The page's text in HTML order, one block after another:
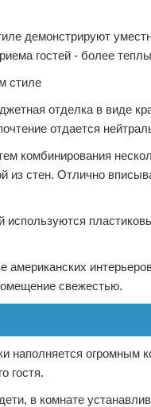
демонстрируют
гостей - более
отделка в виде
отдается
комбинирования
из стен. Отлично
используются
американских
свежестью.
наполняется
гостя.
в комнате